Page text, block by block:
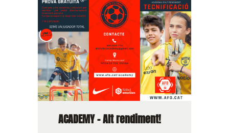
ACADEMY – Alt rendiment!